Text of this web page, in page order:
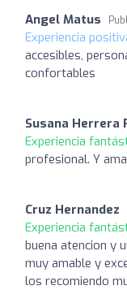
Angel Matus
Experiencia
accesibles,
confortables
Susana Herrera
Experiencia
profesional. Y
Cruz Hernandez
Experiencia
buena atencion y
muy amable y
los recomiendo